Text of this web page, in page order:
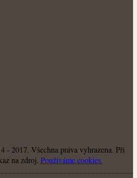
- 2017. Všechna práva vyhrazena. Při
na zdroj. Použiváme cookies.